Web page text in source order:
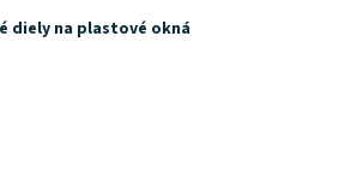
diely na plastové okná